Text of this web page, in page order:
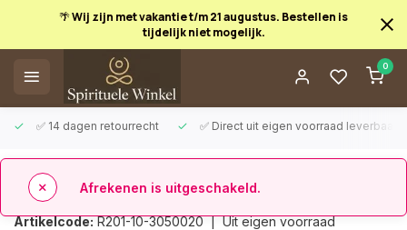
🌴 Wij zijn met vakantie t/m 21 augustus. Bestellen is
tijdelijk niet mogelijk.
0
✅ 14 dagen retourrecht ✅ Direct uit eigen voorraad leverbaar
Afrekenen is uitgeschakeld.
Backflow Kegel Satya Super Hit
Artikelcode:R201-10-3050020 |Uit eigen voorraad